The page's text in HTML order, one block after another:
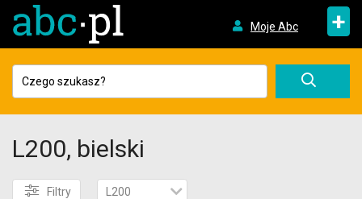
Moje Abc +
L200, bielski
Filtry L200